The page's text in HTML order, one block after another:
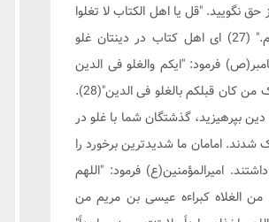
حق نگویید. "قل یا اهل الکتاب لا تغلوا
فی دینکم." (27) ای اهل کتاب در دینتان غلو
فرمود: "ایکم والغلو فی الدین
فانما هلک من کان قبلکم بالغلو فی الدین"(28).
دین بپرهیزید، گذشتگان شما با غلو در
شدند. امامان ما شدیدترین برخورد را
امیرالمؤمنین(ع) فرمود: "اللهم
من الغلاه کبراءه عیسی بن مریم من